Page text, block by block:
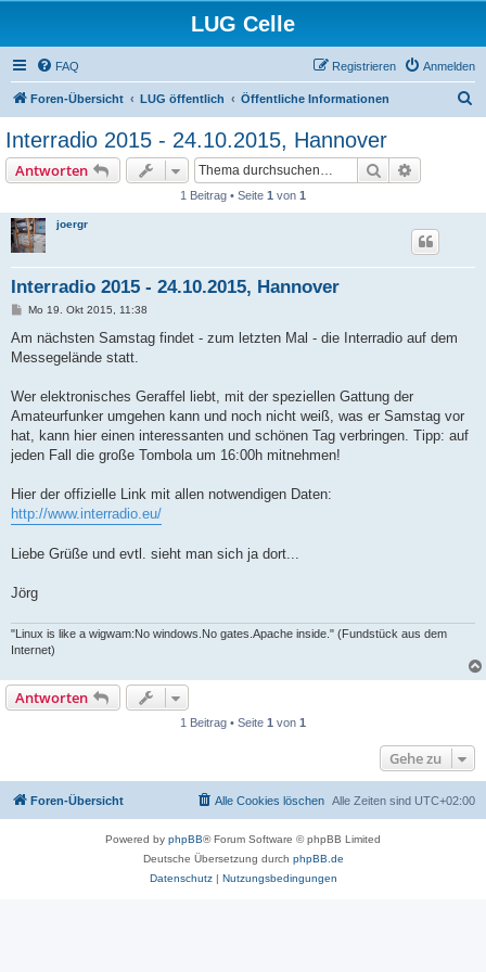
LUG Celle
FAQ Anmelden
Registrieren
Foren-Übersicht LUG öffentlich Öffentliche Informationen
Interradio 2015 - 24.10.2015, Hannover
Antworten Suche
1 Beitrag • Seite 1 von 1
joergr
Interradio 2015 - 24.10.2015, Hannover
B
i
r
Mo 19. Okt 2015, 11:38
Am nächsten Samstag findet - zum letzten Mal - die Interradio auf dem
Messegelände statt.
Wer elektronisches Geraffel liebt, mit der speziellen Gattung der
Amateurfunker umgehen kann und noch nicht weiß, was er Samstag vor
hat, kann hier einen interessanten und schönen Tag verbringen. Tipp: auf
jeden Fall die große Tombola um 16:00h mitnehmen!
Hier der offizielle Link mit allen notwendigen Daten:
http://www.interradio.eu/
Liebe Grüße und evtl. sieht man sich ja dort...
Jörg
"Linux is like a wigwam:No windows.No gates.Apache inside." (Fundstück aus dem
Internet)
Antworten
1 Beitrag • Seite 1 von 1
Gehe zu
Foren-Übersicht Alle Zeiten sind UTC+02:00
Alle Cookies löschen
Powered by phpBB® Forum Software © phpBB Limited
Deutsche Übersetzung durch phpBB.de
Datenschutz| Nutzungsbedingungen